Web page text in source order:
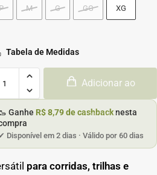
M G GG XG
Tabela de Medidas
Adicionar ao
carrinho
Ganhe R$ 8,79 de cashbacknesta
Disponível em 2 dias · Válido por 60 dias
para corridas, trilhas e